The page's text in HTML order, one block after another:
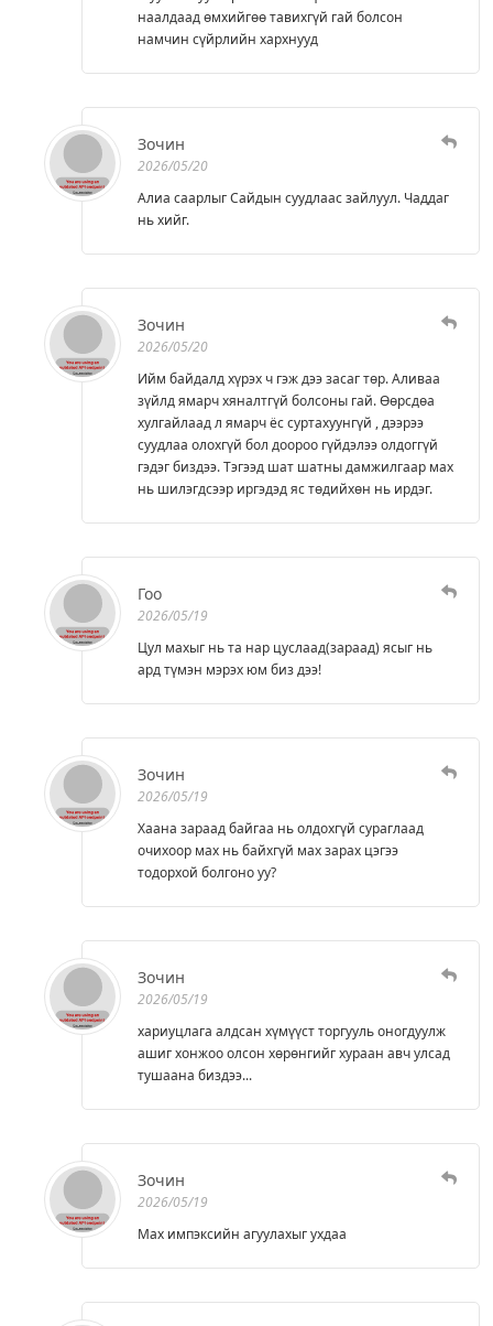
наалдаад өмхийгөө тавихгүй гай болсон
намчин сүйрлийн хархнууд
Зочин
2026/05/20
Алиа саарлыг Сайдын суудлаас зайлуул. Чаддаг
нь хийг.
Зочин
2026/05/20
Ийм байдалд хүрэх ч гэж дээ засаг төр. Аливаа
зүйлд ямарч хяналтгүй болсоны гай. Өөрсдөа
хулгайлаад л ямарч ёс суртахуунгүй , дээрээ
суудлаа олохгүй бол доороо гүйдэлээ олдоггүй
гэдэг биздээ. Тэгээд шат шатны дамжилгаар мах
нь шилэгдсээр иргэдэд яс төдийхөн нь ирдэг.
Гоо
2026/05/19
Цул махыг нь та нар цуслаад(зараад) ясыг нь
ард түмэн мэрэх юм биз дээ!
Зочин
2026/05/19
Хаана зараад байгаа нь олдохгүй сураглаад
очихоор мах нь байхгүй мах зарах цэгээ
тодорхой болгоно уу?
Зочин
2026/05/19
хариуцлага алдсан хүмүүст торгууль оногдуулж
ашиг хонжоо олсон хөрөнгийг хураан авч улсад
тушаана биздээ...
Зочин
2026/05/19
Мах импэксийн агуулахыг ухдаа